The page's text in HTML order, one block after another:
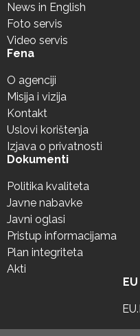
News in English
Foto servis
Video servis
Fena
O agenciji
Misija i vizija
Kontakt
Uslovi korištenja
Izjava o privatnosti
Dokumenti
Politika kvaliteta
Javne nabavke
Javni oglasi
Pristup informacijama
Plan integriteta
Akti